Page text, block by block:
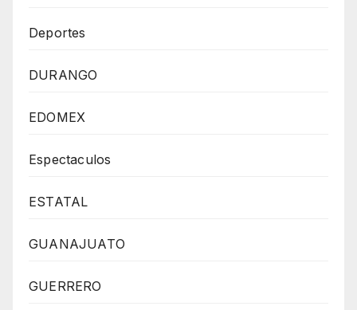
Deportes
DURANGO
EDOMEX
Espectaculos
ESTATAL
GUANAJUATO
GUERRERO